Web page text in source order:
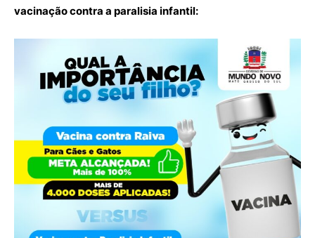
vacinação contra a paralisia infantil: